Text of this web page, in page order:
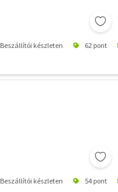
Beszállítói készleten 62 pont
Beszállítói készleten 54 pont